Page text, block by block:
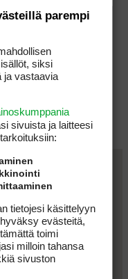
majoitusten ja
löytyvät
parempi
siksi
ja vastaavia
sivuista ja laitteesi
tietojesi käsittelyyn
evästeitä,
toimi
milloin tahansa
sivuston